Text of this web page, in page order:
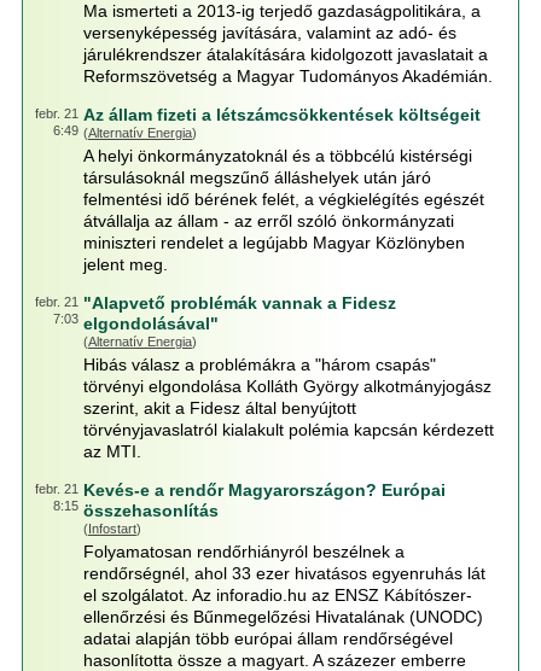
Ma ismerteti a 2013-ig terjedő gazdaságpolitikára, a
versenyképesség javítására, valamint az adó- és
járulékrendszer átalakítására kidolgozott javaslatait a
Reformszövetség a Magyar Tudományos Akadémián.
febr. 21
6:49
Az állam fizeti a létszámcsökkentések költségeit
(Alternatív Energia)
A helyi önkormányzatoknál és a többcélú kistérségi
társulásoknál megszűnő álláshelyek után járó
felmentési idő bérének felét, a végkielégítés egészét
átvállalja az állam - az erről szóló önkormányzati
miniszteri rendelet a legújabb Magyar Közlönyben
jelent meg.
febr. 21
7:03
"Alapvető problémák vannak a Fidesz
elgondolásával"
(Alternatív Energia)
Hibás válasz a problémákra a "három csapás"
törvényi elgondolása Kolláth György alkotmányjogász
szerint, akit a Fidesz által benyújtott
törvényjavaslatról kialakult polémia kapcsán kérdezett
az MTI.
febr. 21
8:15
Kevés-e a rendőr Magyarországon? Európai
összehasonlítás
(Infostart)
Folyamatosan rendőrhiányról beszélnek a
rendőrségnél, ahol 33 ezer hivatásos egyenruhás lát
el szolgálatot. Az inforadio.hu az ENSZ Kábítószer-
ellenőrzési és Bűnmegelőzési Hivatalának (UNODC)
adatai alapján több európai állam rendőrségével
hasonlította össze a magyart. A százezer emberre